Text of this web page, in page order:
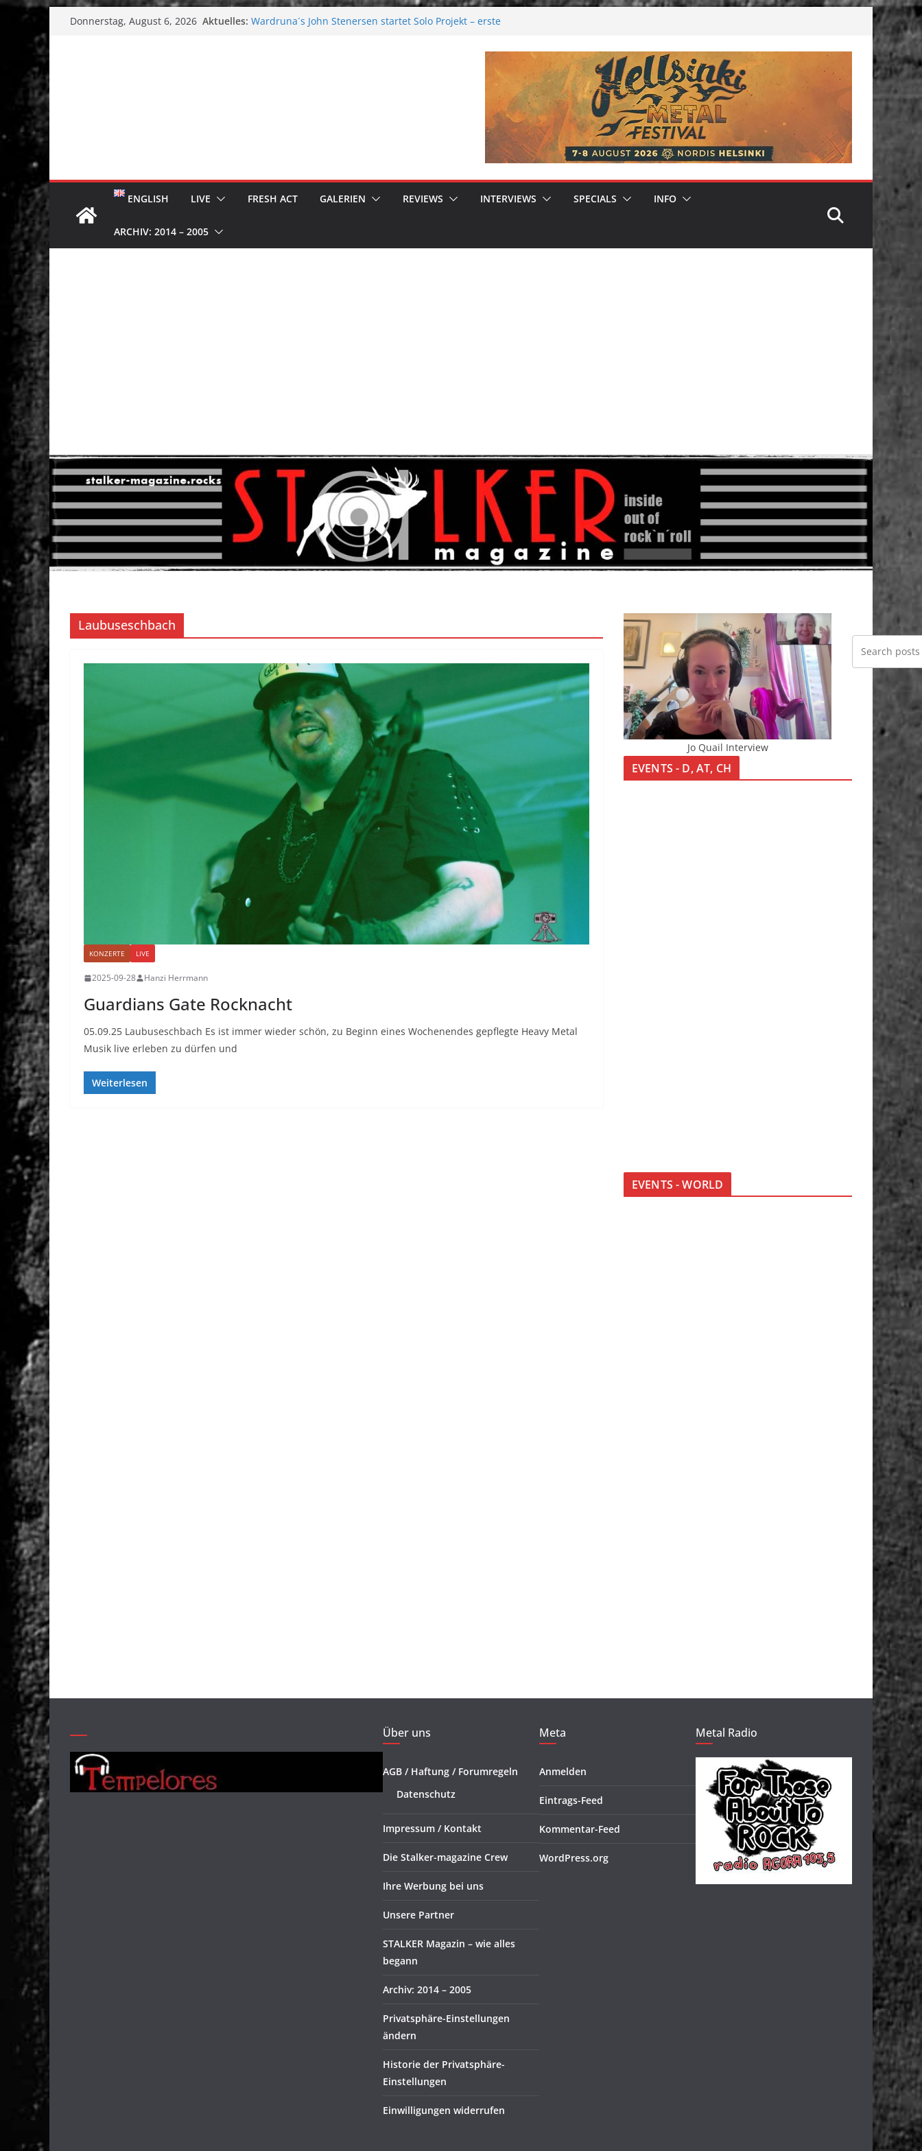
Zum
springen
Donnerstag, August 6, 2026 Aktuelles: Wardruna´s John Stenersen startet Solo Projekt – erste
ENGLISH LIVE FRESH ACT GALERIEN REVIEWS INTERVIEWS SPECIALS INFO
ARCHIV: 2014 – 2005
Laubuseschbach
KONZERTE LIVE
2025-09-28 Hanzi Herrmann
Guardians Gate Rocknacht
05.09.25 Laubuseschbach Es ist immer wieder schön, zu Beginn eines Wochenendes gepflegte Heavy Metal
Musik live erleben zu dürfen und
Weiterlesen
Jo Quail Interview
EVENTS - D, AT, CH
EVENTS - WORLD
Über uns
AGB / Haftung / Forumregeln
Datenschutz
Impressum / Kontakt
Die Stalker-magazine Crew
Ihre Werbung bei uns
Unsere Partner
STALKER Magazin – wie alles
begann
Archiv: 2014 – 2005
Privatsphäre-Einstellungen
ändern
Historie der Privatsphäre-
Einstellungen
Einwilligungen widerrufen
Meta
Anmelden
Eintrags-Feed
Kommentar-Feed
WordPress.org
Metal Radio